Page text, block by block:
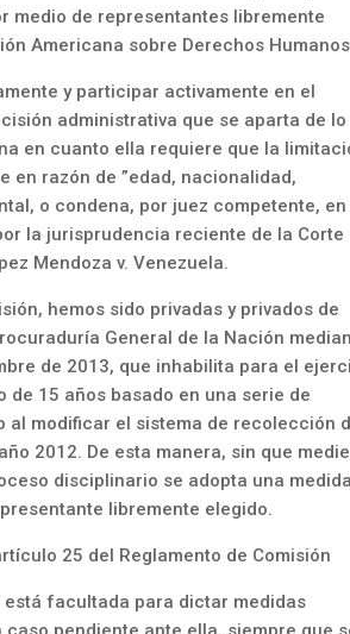
medio de representantes libremente
Americana sobre Derechos
y participar activamente en el
administrativa que se aparta de lo
en cuanto ella requiere que la
en razón de ”edad, nacionalidad,
o condena, por juez competente, en
la jurisprudencia reciente de la Corte
Mendoza v. Venezuela.
hemos sido privadas y privados de
General de la Nación
de 2013, que inhabilita para el
15 años basado en una serie de
modificar el sistema de recolección
2012. De esta manera, sin que medie
disciplinario se adopta una medida
libremente elegido.
25 del Reglamento de Comisión
está facultada para dictar medidas